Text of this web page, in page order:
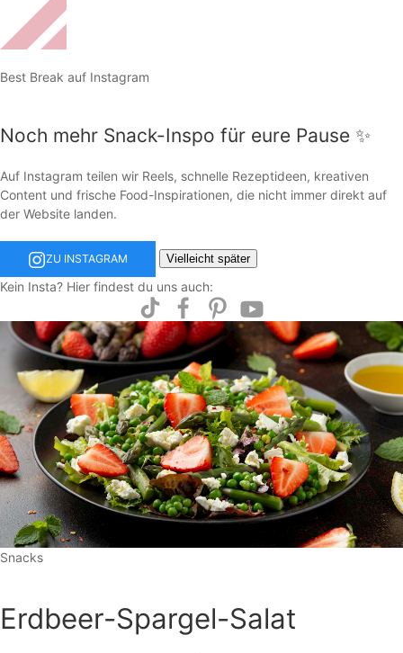
Best Break auf Instagram
Noch mehr Snack-Inspo für eure Pause ✨
Auf Instagram teilen wir Reels, schnelle Rezeptideen, kreativen
Content und frische Food-Inspirationen, die nicht immer direkt auf
der Website landen.
ZU INSTAGRAM Vielleicht später
Kein Insta? Hier findest du uns auch:
Snacks
Erdbeer-Spargel-Salat